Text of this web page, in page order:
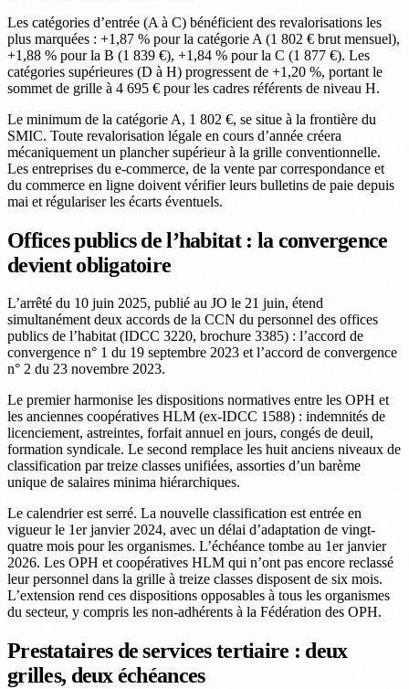
Les catégories d’entrée (A à C) bénéficient des revalorisations les
plus marquées : +1,87 % pour la catégorie A (1 802 € brut mensuel),
+1,88 % pour la B (1 839 €), +1,84 % pour la C (1 877 €). Les
catégories supérieures (D à H) progressent de +1,20 %, portant le
sommet de grille à 4 695 € pour les cadres référents de niveau H.
Le minimum de la catégorie A, 1 802 €, se situe à la frontière du
SMIC. Toute revalorisation légale en cours d’année créera
mécaniquement un plancher supérieur à la grille conventionnelle.
Les entreprises du e-commerce, de la vente par correspondance et
du commerce en ligne doivent vérifier leurs bulletins de paie depuis
mai et régulariser les écarts éventuels.
Offices publics de l’habitat : la convergence
devient obligatoire
L’arrêté du 10 juin 2025, publié au JO le 21 juin, étend
simultanément deux accords de la CCN du personnel des offices
publics de l’habitat (IDCC 3220, brochure 3385) : l’accord de
convergence n° 1 du 19 septembre 2023 et l’accord de convergence
n° 2 du 23 novembre 2023.
Le premier harmonise les dispositions normatives entre les OPH et
les anciennes coopératives HLM (ex-IDCC 1588) : indemnités de
licenciement, astreintes, forfait annuel en jours, congés de deuil,
formation syndicale. Le second remplace les huit anciens niveaux de
classification par treize classes unifiées, assorties d’un barème
unique de salaires minima hiérarchiques.
Le calendrier est serré. La nouvelle classification est entrée en
vigueur le 1er janvier 2024, avec un délai d’adaptation de vingt-
quatre mois pour les organismes. L’échéance tombe au 1er janvier
2026. Les OPH et coopératives HLM qui n’ont pas encore reclassé
leur personnel dans la grille à treize classes disposent de six mois.
L’extension rend ces dispositions opposables à tous les organismes
du secteur, y compris les non-adhérents à la Fédération des OPH.
Prestataires de services tertiaire : deux
grilles, deux échéances